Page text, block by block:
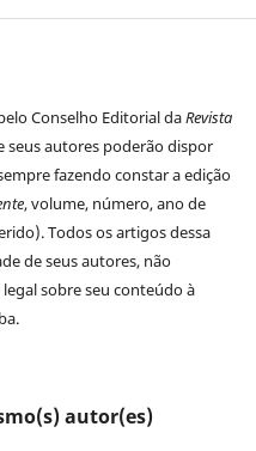
Conselho Editorial daRevista
seus autores poderão dispor
fazendo constar a edição
, volume, número, ano de
Todos os artigos dessa
de seus autores, não
sobre seu conteúdo à
autor(es)